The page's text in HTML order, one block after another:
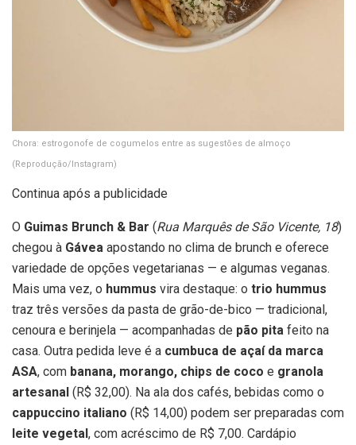
Chora: estrogonofe de cogumelos entre as sugestões de almoço
(Reprodução/Instagram)
Continua após a publicidade
O Guimas Brunch & Bar (Rua Marquês de São Vicente, 18)
chegou à Gávea apostando no clima de brunch e oferece
variedade de opções vegetarianas — e algumas veganas.
Mais uma vez, o hummus vira destaque: o trio hummus
traz três versões da pasta de grão-de-bico — tradicional,
cenoura e berinjela — acompanhadas de pão pita feito na
casa. Outra pedida leve é a cumbuca de açaí da marca
ASA, com banana, morango, chips de coco e granola
artesanal (R$ 32,00). Na ala dos cafés, bebidas como o
cappuccino italiano (R$ 14,00) podem ser preparadas com
leite vegetal , com acréscimo de R$ 7,00. Cardápio